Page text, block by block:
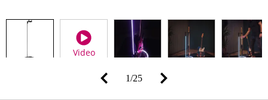
Video
1/25